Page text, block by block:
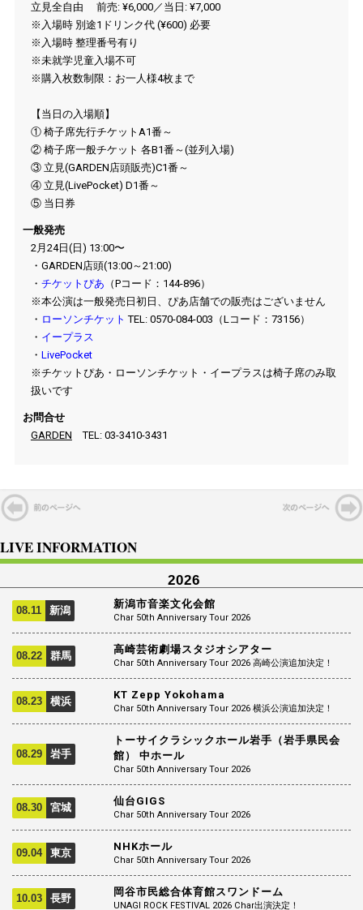
立見全自由 前売: ¥6,000／当日: ¥7,000
※入場時 別途1ドリンク代 (¥600) 必要
※入場時 整理番号有り
※未就学児童入場不可
※購入枚数制限：お一人様4枚まで
【当日の入場順】
① 椅子席先行チケット A1番～
② 椅子席一般チケット 各B1番～(並列入場)
③ 立見(GARDEN店頭販売)C1番～
④ 立見(LivePocket) D1番～
⑤ 当日券
一般発売
2月24日(日) 13:00〜
・ GARDEN店頭(13:00～21:00)
・ チケットぴあ （Pコード： 144-896）
※本公演は一般発売日初日、ぴあ店舗での販売はございません
・ ローソンチケット TEL: 0570-084-003（Lコード： 73156）
・ イープラス
・ LivePocket
※チケットぴあ・ローソンチケット・イープラスは椅子席のみ取
扱いです
お問合せ
GARDEN TEL: 03-3410-3431
LIVE INFORMATION
2026
08.11 新潟 新潟市音楽文化会館
Char 50th Anniversary Tour 2026
08.22 群馬 高崎芸術劇場スタジオシアター
Char 50th Anniversary Tour 2026 高崎公演追加決定！
08.23 横浜 KT Zepp Yokohama
Char 50th Anniversary Tour 2026 横浜公演追加決定！
08.29 岩手
トーサイクラシックホール岩手（岩手県民会
館） 中ホール
Char 50th Anniversary Tour 2026
08.30 宮城 仙台GIGS
Char 50th Anniversary Tour 2026
09.04 東京 NHKホール
Char 50th Anniversary Tour 2026
10.03 長野 岡谷市民総合体育館スワンドーム
UNAGI ROCK FESTIVAL 2026 Char出演決定！